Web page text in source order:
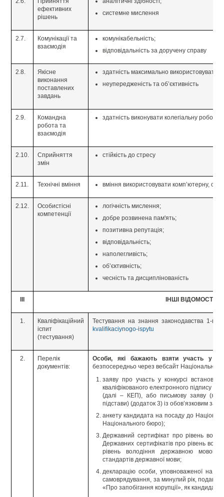
ефективних
рішень
системне мислення
2.7.
Комунікації та
взаємодія
комунікабельність;
відповідальність за доручену справу
2.8.
Якісне
виконання
поставлених
завдань
здатність максимально використовувати
неупередженість та об’єктивність
2.9.
Командна
робота та
взаємодія
здатність виконувати колегіальну роботу
2.10.
Сприйняття
змін
стійкість до стресу
2.11. Технічні вміння вміння використовувати комп’ютерну,
2.12.
Особистісні
компетенції
логічність мислення;
добре розвинена пам'ять;
позитивна репутація;
відповідальність;
наполегливість;
об’єктивність;
чесність та дисциплінованість
ІНШІ ВІДОМОСТІ
1.
Кваліфікаційний
іспит
(тестування)
Тестування на знання законодавства 1-го
kvalifikaciynogo-ispytu
2.
Перелік
документів:
Особи, які бажають взяти участь у
безпосередньо через вебсайт
заяву про участь у конкурсі
кваліфікованого електронного підпису
(далі – КЕП), або письмову заяву
підстави) (додаток 3) із обов’язковим
анкету кандидата на посаду до
Національного бюро);
Державний сертифікат про рівень
Державних сертифікатів про рівень
рівень володіння державною мовою,
стандартів державної мови;
декларацію особи, уповноваженої на
самоврядування, за минулий рік, подану
«Про запобігання корупції», як